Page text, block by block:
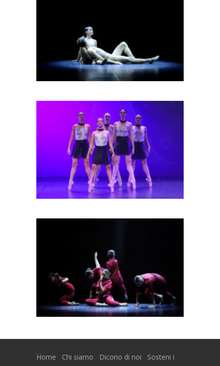
Home Chi siamo Dicono di noi
Sosteni i